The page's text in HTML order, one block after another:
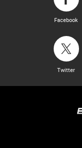
Facebook
Twitter